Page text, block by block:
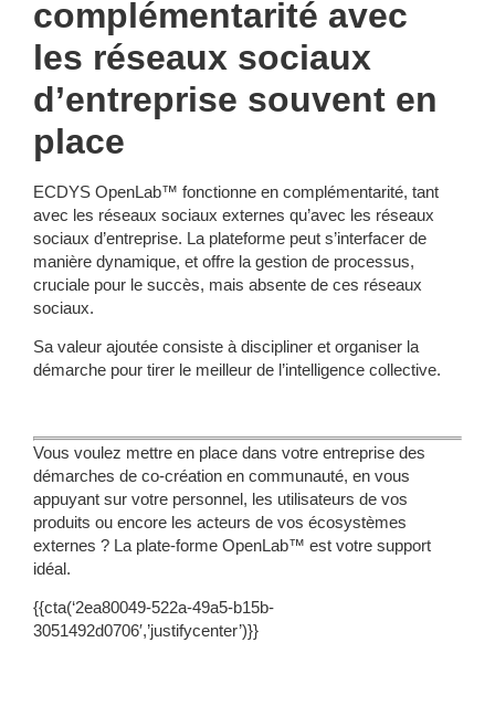
complémentarité avec
les réseaux sociaux
d’entreprise souvent en
place
ECDYS OpenLab™ fonctionne en complémentarité, tant
avec les réseaux sociaux externes qu’avec les réseaux
sociaux d’entreprise. La plateforme peut s’interfacer de
manière dynamique, et offre la gestion de processus,
cruciale pour le succès, mais absente de ces réseaux
sociaux.
Sa valeur ajoutée consiste à discipliner et organiser la
démarche pour tirer le meilleur de l’intelligence collective.
Vous voulez mettre en place dans votre entreprise des
démarches de co-création en communauté, en vous
appuyant sur votre personnel, les utilisateurs de vos
produits ou encore les acteurs de vos écosystèmes
externes ? La plate-forme OpenLab™ est votre support
idéal.
{{cta(‘2ea80049-522a-49a5-b15b-
3051492d0706′,’justifycenter’)}}